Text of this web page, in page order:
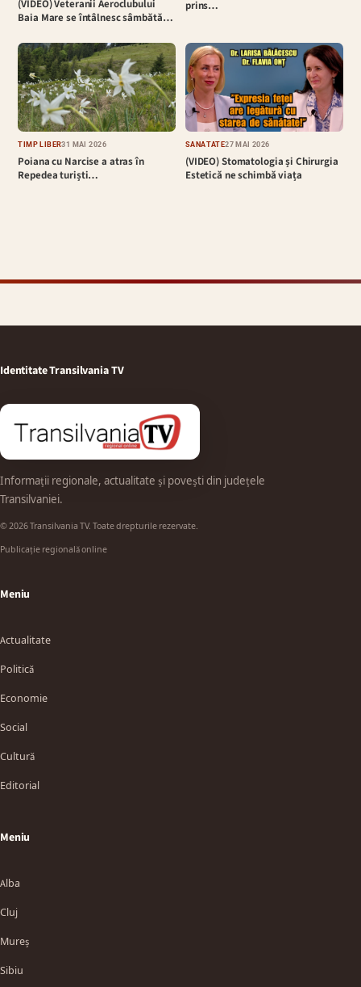
(VIDEO) Veteranii Aeroclubului
Baia Mare se întâlnesc sâmbătă…
prins…
TIMP LIBER31 MAI 2026
Poiana cu Narcise a atras în
Repedea turiști…
SĂNĂTATE27 MAI 2026
(VIDEO) Stomatologia și Chirurgia
Estetică ne schimbă viața
Identitate Transilvania TV
Informații regionale, actualitate și povești din județele
Transilvaniei.
© 2026 Transilvania TV. Toate drepturile rezervate.
Publicație regională online
Meniu
Actualitate
Politică
Economie
Social
Cultură
Editorial
Meniu
Alba
Cluj
Mureș
Sibiu